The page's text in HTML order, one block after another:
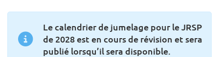
Le calendrier de jumelage pour le JRSP
de 2028 est en cours de révision et sera
publié lorsqu’il sera disponible.